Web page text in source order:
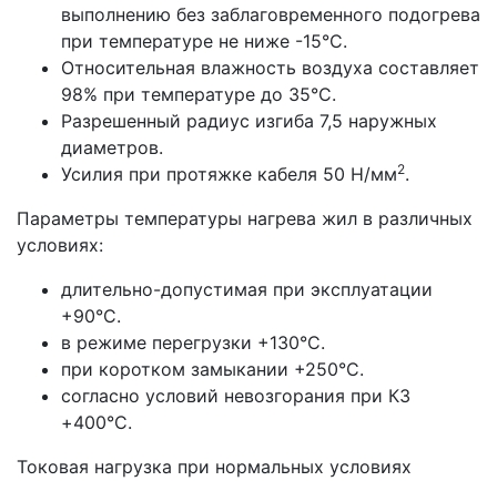
выполнению без заблаговременного подогрева
при температуре не ниже -15°С.
Относительная влажность воздуха составляет
98% при температуре до 35°С.
Разрешенный радиус изгиба 7,5 наружных
диаметров.
Усилия при протяжке кабеля 50 Н/мм2.
Параметры температуры нагрева жил в различных
условиях:
длительно-допустимая при эксплуатации
+90°С.
в режиме перегрузки +130°С.
при коротком замыкании +250°С.
согласно условий невозгорания при КЗ
+400°С.
Токовая нагрузка при нормальных условиях